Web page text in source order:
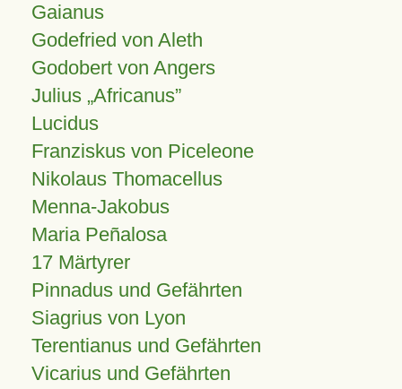
Gaianus
Godefried von Aleth
Godobert von Angers
Julius Africanus
Lucidus
Franziskus von Piceleone
Nikolaus Thomacellus
Menna-Jakobus
Maria Peñalosa
17 Märtyrer
Pinnadus und Gefährten
Siagrius von Lyon
Terentianus und Gefährten
Vicarius und Gefährten